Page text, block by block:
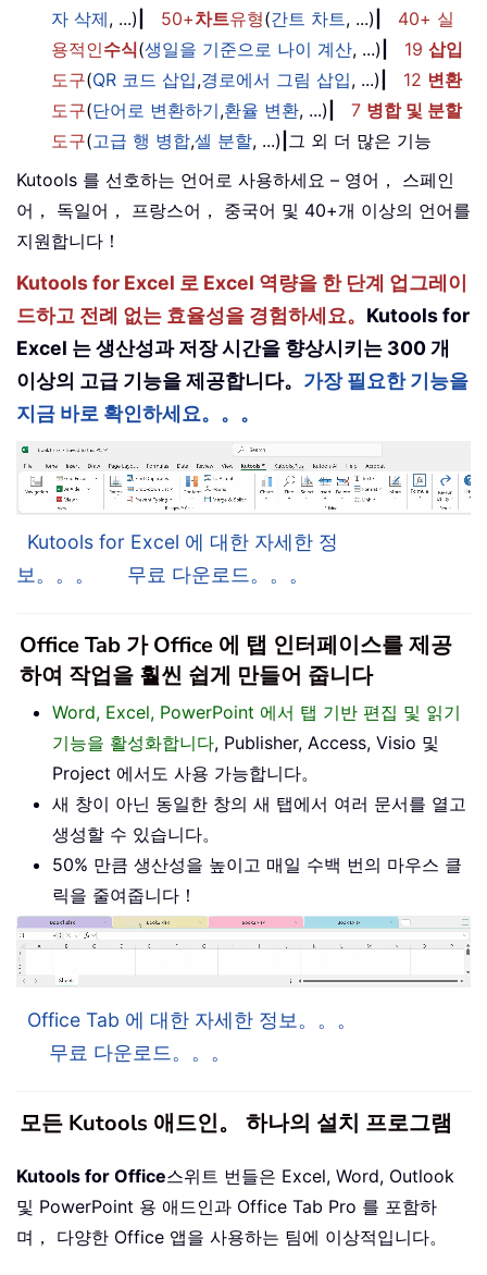
자 삭제, ...) 50+차트유형(간트 차트, ...)
40+ 실
용적인수식(생일을 기준으로 나이 계산, ...) 19 삽입
도구(QR 코드 삽입,경로에서 그림 삽입, ...) 12 변환
도구(단어로 변환하기,환율 변환, ...) 7 병합 및 분할
도구(고급 행 병합,셀 분할, ...) 그 외 더 많은 기능
Kutools 를 선호하는 언어로 사용하세요 – 영어， 스페인
어， 독일어， 프랑스어， 중국어 및 40+개 이상의 언어를
지원합니다！
Kutools for Excel 로 Excel 역량을 한 단계 업그레이
드하고 전례 없는 효율성을 경험하세요。 Kutools for
Excel 는 생산성과 저장 시간을 향상시키는 300 개
이상의 고급 기능을 제공합니다。 가장 필요한 기능을
지금 바로 확인하세요。。。
Kutools for Excel 에 대한 자세한 정
보。。。
무료 다운로드。。。
Office Tab 가 Office 에 탭 인터페이스를 제공
하여 작업을 훨씬 쉽게 만들어 줍니다
Word, Excel, PowerPoint 에서 탭 기반 편집 및 읽기
기능을 활성화합니다, Publisher, Access, Visio 및
Project 에서도 사용 가능합니다。
새 창이 아닌 동일한 창의 새 탭에서 여러 문서를 열고
생성할 수 있습니다。
50% 만큼 생산성을 높이고 매일 수백 번의 마우스 클
릭을 줄여줍니다！
Office Tab 에 대한 자세한 정보。。。
무료 다운로드。。。
모든 Kutools 애드인。 하나의 설치 프로그램
Kutools for Office스위트 번들은 Excel, Word, Outlook
및 PowerPoint 용 애드인과 Office Tab Pro 를 포함하
며， 다양한 Office 앱을 사용하는 팀에 이상적입니다。